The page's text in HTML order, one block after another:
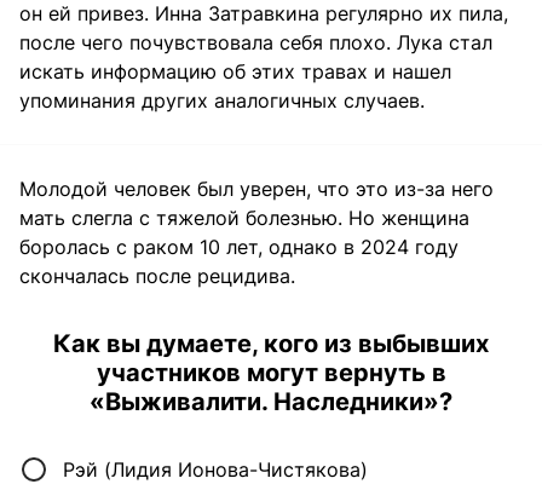
он ей привез. Инна Затравкина регулярно их пила,
после чего почувствовала себя плохо. Лука стал
искать информацию об этих травах и нашел
упоминания других аналогичных случаев.
Молодой человек был уверен, что это из-за него
мать слегла с тяжелой болезнью. Но женщина
боролась с раком 10 лет, однако в 2024 году
скончалась после рецидива.
Как вы думаете, кого из выбывших
участников могут вернуть в
«Выживалити. Наследники»?
Рэй (Лидия Ионова-Чистякова)